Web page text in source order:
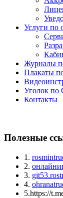
Услуги по
Журналы
Плакаты
Уголок по
Контакты
Полезные
1.
2.
3.
4.
5.https://